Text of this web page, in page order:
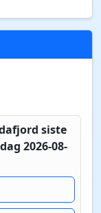
siste
2026-08-